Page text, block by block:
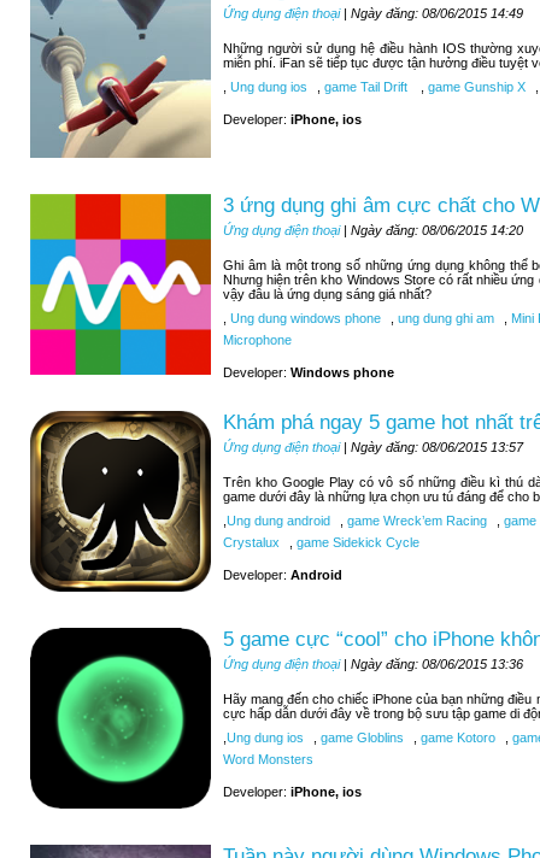
Ứng dụng điện thoại| Ngày đăng: 08/06/2015 14:49
Những người sử dụng hệ điều hành IOS thường
miễn phí. iFan sẽ tiếp tục được tận hưởng điều tuyệt
Ung dung ios game Tail Drift game Gunship X
Developer: iPhone, ios
3 ứng dụng ghi âm cực chất cho
Ứng dụng điện thoại| Ngày đăng: 08/06/2015 14:20
Ghi âm là một trong số những ứng dụng không thể
Nhưng hiện trên kho Windows Store có rất nhiều
vậy đâu là ứng dụng sáng giá nhất?
Ung dung windows phone ung dung ghi am
Mini
Microphone
Developer: Windows phone
Khám phá ngay 5 game hot nhất
Ứng dụng điện thoại| Ngày đăng: 08/06/2015 13:57
Trên kho Google Play có vô số những điều kì thú
game dưới đây là những lựa chọn ưu tú đáng để cho
Ung dung android game Wreck’em Racing
game
Crystalux
game Sidekick Cycle
Developer: Android
5 game cực “cool” cho iPhone
Ứng dụng điện thoại| Ngày đăng: 08/06/2015 13:36
Hãy mang đến cho chiếc iPhone của bạn những
cực hấp dẫn dưới đây về trong bộ sưu tập game di
Ung dung ios game Globlins game Kotoro
Word Monsters
Developer: iPhone, ios